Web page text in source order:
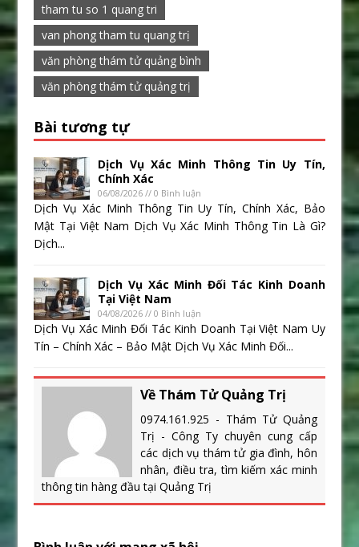
tham tu so 1 quang tri
van phong tham tu quang trị
văn phòng thám tử quảng bình
văn phòng thám tử quảng trị
Bài tương tự
Dịch Vụ Xác Minh Thông Tin Uy Tín,
Chính Xác
06/08/2026 // 0 Bình luận
Dịch Vụ Xác Minh Thông Tin Uy Tín, Chính Xác, Bảo
Mật Tại Việt Nam Dịch Vụ Xác Minh Thông Tin Là Gì?
Dịch...
Dịch Vụ Xác Minh Đối Tác Kinh Doanh
Tại Việt Nam
04/08/2026 // 0 Bình luận
Dịch Vụ Xác Minh Đối Tác Kinh Doanh Tại Việt Nam Uy
Tín – Chính Xác – Bảo Mật Dịch Vụ Xác Minh Đối...
Về Thám Tử Quảng Trị
0974.161.925 - Thám Tử Quảng
Trị - Công Ty chuyên cung cấp
các dịch vụ thám tử gia đình, hôn
nhân, điều tra, tìm kiếm xác minh
thông tin hàng đầu tại Quảng Trị